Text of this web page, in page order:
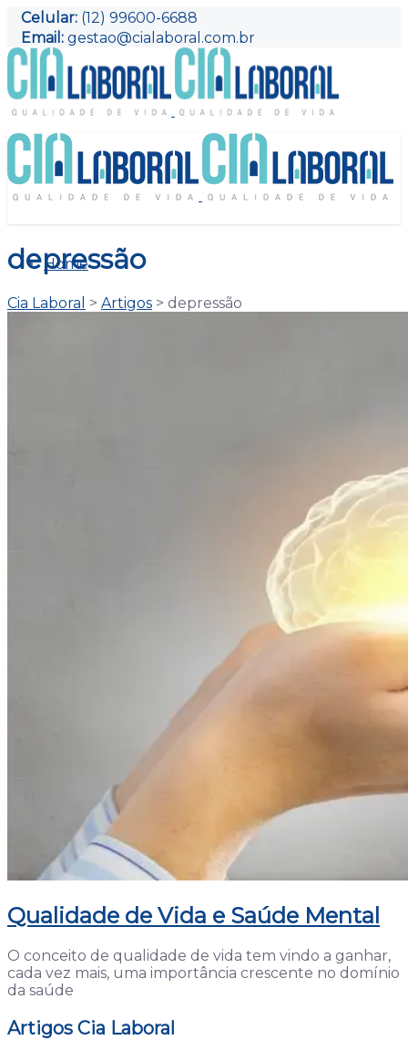
Celular: (12) 99600-6688
Email: gestao@cialaboral.com.br
Home
depressão
Cia Laboral > Artigos > depressão
Qualidade de Vida e Saúde Mental
O conceito de qualidade de vida tem vindo a ganhar,
cada vez mais, uma importância crescente no domínio
da saúde
Artigos Cia Laboral